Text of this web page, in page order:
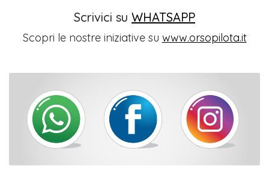
Scrivici su WHATSAPP
Scopri le nostre iniziative su www.orsopilota.it